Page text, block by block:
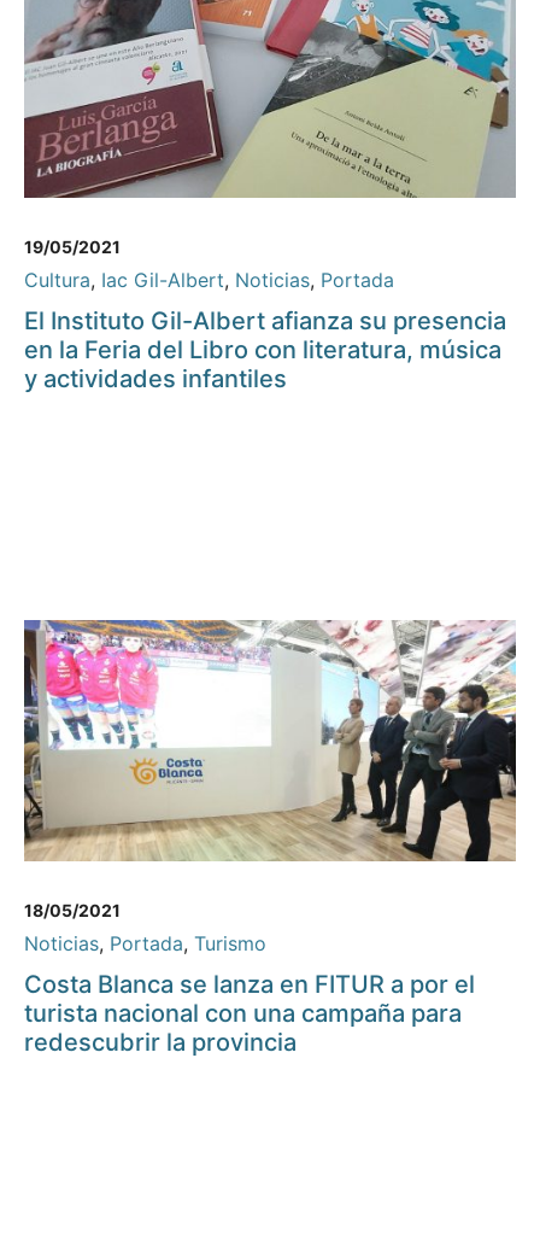
19/05/2021
Cultura, Iac Gil-Albert, Noticias, Portada
El Instituto Gil-Albert afianza su presencia
en la Feria del Libro con literatura, música
y actividades infantiles
18/05/2021
Noticias, Portada, Turismo
Costa Blanca se lanza en FITUR a por el
turista nacional con una campaña para
redescubrir la provincia